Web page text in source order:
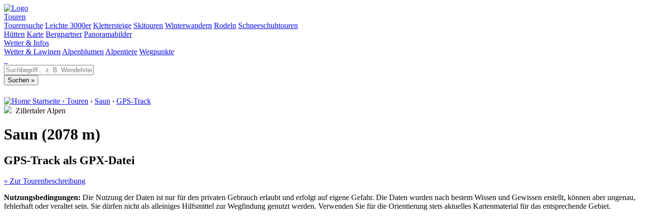
Touren
Tourensuche Leichte 3000er Klettersteige Skitouren Winterwandern Rodeln Schneeschuhtouren
Hütten Karte Bergpartner Panoramabilder
Wetter & Infos
Wetter & Lawinen Alpenblumen Alpentiere Wegpunkte
Startseite › Touren › Saun › GPS-Track
Zillertaler Alpen
Saun (2078 m)
GPS-Track als GPX-Datei
« Zur Tourenbeschreibung
Nutzungsbedingungen: Die Nutzung der Daten ist nur für den privaten Gebrauch erlaubt und erfolgt auf eigene Gefahr. Die Daten wurden nach bestem Wissen und Gewissen erstellt, können aber ungenau,
fehlerhaft oder veraltet sein. Sie dürfen nicht als alleiniges Hilfsmittel zur Wegfindung genutzt werden. Verwenden Sie für die Orientierung stets aktuelles Kartenmaterial für das entsprechende Gebiet.